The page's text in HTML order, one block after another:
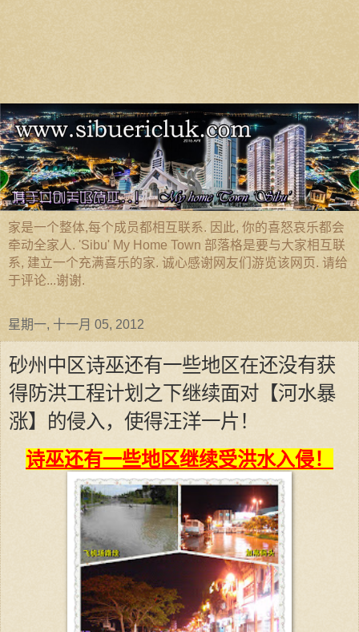
家是一个整体,每个成员都相互联系. 因此, 你的喜怒哀乐都会
牵动全家人. 'Sibu' My Home Town 部落格是要与大家相互联
系, 建立一个充满喜乐的家. 诚心感谢网友们游览该网页. 请给
于评论...谢谢.
星期一, 十一月 05, 2012
砂州中区诗巫还有一些地区在还没有获
得防洪工程计划之下继续面对【河水暴
涨】的侵入，使得汪洋一片！
诗巫还有一些地区继续受洪水入侵！